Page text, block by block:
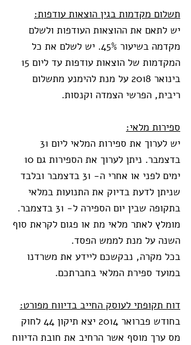
תשלום מקדמות בגין הוצאות עודפות:
יש לתאם את ההוצאות העודפות ולשלם
מקדמה בשיעור 45%. יש לשלם את כל
המקדמות של הוצאות עודפות עד ליום 15
בינואר 2018 על מנת להימנע מתשלום
ריבית, הפרשי הצמדה וקנסות.
ספירות מלאי:
יש לערוך את ספירות המלאי ליום 31
בדצמבר. ניתן לערוך את הספירות גם 10
ימים לפני או אחרי ה- 31 בדצמבר ובלבד
שניתן לדעת בדיוק את התנועות במלאי
בתקופה שבין יום הספירה ל- 31 בדצמבר.
מומלץ לאתר מלאי מת או פגום לקראת סוף
השנה על מנת לממש הפסד.
בכל מקרה, נבקשכם ליידע את משרדנו
במועד ספירת המלאי בחברתכם.
דוח תקופתי לעוסק החייב בדיווח מפורט:
בחודש פברואר 2014 יצא תיקון 44 לחוק
מס ערך מוסף אשר הרחיב את חובת הדיווח